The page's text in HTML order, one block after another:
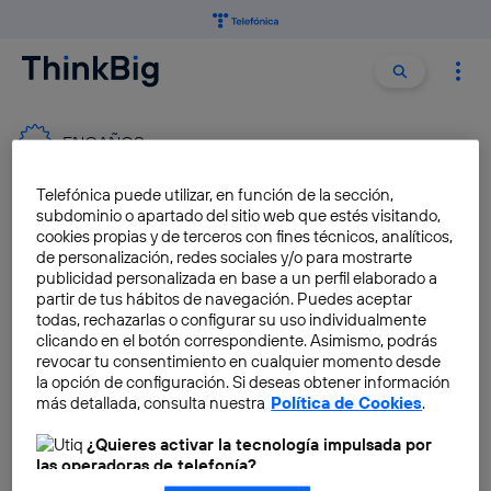
Buscar
ENGAÑOS
Cómo detectar un SMS o
correo falso de Correos o
Hacienda
José María López
Guía completa para evitar los
fraudes online
Telefónica puede utilizar, en función de la sección,
subdominio o apartado del sitio web que estés visitando,
cookies propias y de terceros con fines técnicos, analíticos,
de personalización, redes sociales y/o para mostrarte
publicidad personalizada en base a un perfil elaborado a
partir de tus hábitos de navegación. Puedes aceptar
todas, rechazarlas o configurar su uso individualmente
clicando en el botón correspondiente. Asimismo, podrás
revocar tu consentimiento en cualquier momento desde
la opción de configuración. Si deseas obtener información
más detallada, consulta nuestra Política de Cookies.
¿Quieres activar la tecnología impulsada por
las operadoras de telefonía?